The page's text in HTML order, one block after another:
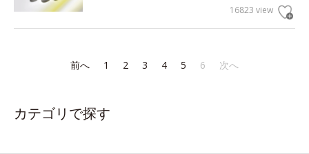
16823 view
前へ 1 2 3 4 5 6 次へ
カテゴリで探す